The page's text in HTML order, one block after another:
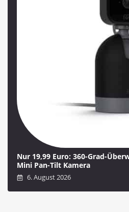
Nur 19,99 Euro: 360-Grad-
Mini Pan-Tilt Kamera
6. August 2026